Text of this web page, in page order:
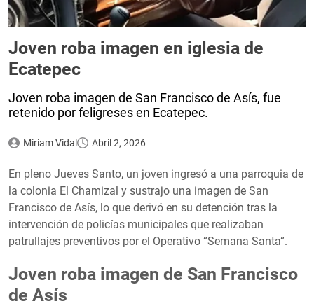
Joven roba imagen en iglesia de
Ecatepec
Joven roba imagen de San Francisco de Asís, fue
retenido por feligreses en Ecatepec.
Miriam Vidal Abril 2, 2026
En pleno Jueves Santo, un joven ingresó a una parroquia de
la colonia El Chamizal y sustrajo una imagen de San
Francisco de Asís, lo que derivó en su detención tras la
intervención de policías municipales que realizaban
patrullajes preventivos por el Operativo “Semana Santa”.
Joven roba imagen de San Francisco
de Asís